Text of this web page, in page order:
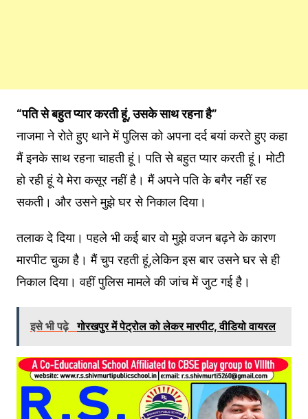
“पति से बहुत प्यार करती हूं, उसके साथ रहना है”
नाजमा ने रोते हुए थाने में पुलिस को अपना दर्द बयां करते हुए कहा
मैं इनके साथ रहना चाहती हूं। पति से बहुत प्यार करती हूं। मोटी
हो रही हूं ये मेरा कसूर नहीं है। मैं अपने पति के बगैर नहीं रह
सकती। और उसने मुझे घर से निकाल दिया।
तलाक दे दिया। पहले भी कई बार वो मुझे वजन बढ़ने के कारण
मारपीट चुका है। मैं चुप रहती हूं,लेकिन इस बार उसने घर से ही
निकाल दिया। वहीं पुलिस मामले की जांच में जुट गई है।
इसे भी पढ़े गोरखपुर में पेट्रोल को लेकर मारपीट, वीडियो वायरल